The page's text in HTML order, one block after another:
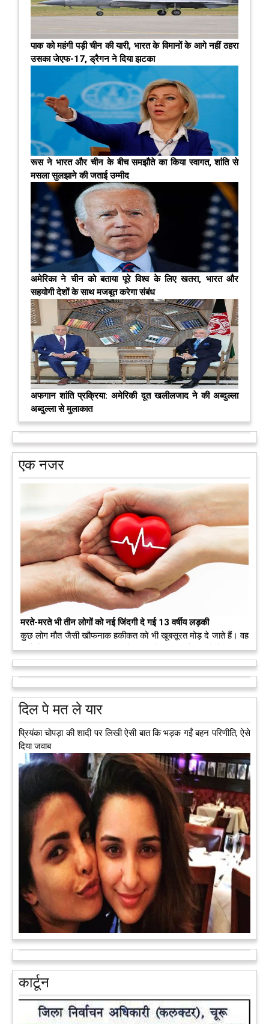
पाक को महंगी पड़ी चीन की यारी, भारत के विमानों के आगे नहीं ठहरा
उसका जेएफ-17, ड्रैगन ने दिया झटका
रूस ने भारत और चीन के बीच समझौते का किया स्वागत, शांति से
मसला सुलझाने की जताई उम्मीद
अमेरिका ने चीन को बताया पूरे विश्व के लिए खतरा, भारत और
सहयोगी देशों के साथ मजबूत करेगा संबंध
अफगान शांति प्रक्रिया: अमेरिकी दूत खलीलजाद ने की अब्दुल्ला
अब्दुल्ला से मुलाकात
एक नजर
मरते-मरते भी तीन लोगों को नई जिंदगी दे गई 13 वर्षीय लड़की
कुछ लोग मौत जैसी खौफनाक हकीकत को भी खूबसूरत मोड़ दे जाते हैं। वह
मरने के बाद भी इस धरती पर अपने आप को जीवित छोड़ ज़ाते हैं। दुनिया
को अलविदा कह चुकी 13 वर्षीय लड़की के अंगदान से 3 जरूरतमंद लोगों
को नई जिंदगी मिल गई।आगे पढ़ें
अब एक आइडिया बदलेगा हिमाचल के युवाओं की किस्मत, जानिए कैसे
हमीरपुर में अब एक आइडिया युवाओं की किस्मत बदलने जा रहा है। भारत
सरकार के स्टार्टअप मिशन के तहत सबंधित टीम मोबाइल वैन के जरिए पूरे
देश के कोने-कोने में घूमकर नए स्टार्ट अप स्थापित करने की चाह रखने
वाले युवाओं से संपर्क कर रही है।आगे पढ़ें
आरक्षण के विरोध में राजा भैया बोले, प्रमोशन का आधार गुणवत्ता और
वरिष्ठता हो, जाति नहीं
प्रतापगढ़ के कुंडा से बाहुबली विधायक रघुराज प्रताप सिंह उर्फ राजा भैया ने
शुक्रवार को लखनऊ में प्रेस कांफ्रेंस कर नई राजनीतिक पार्टी बनाने की
आधिकारिक घोषणा करते हुए पार्टी के मुद्दों के बारे में बताया.आगे पढ़ें
दिल पे मत ले यार
प्रियंका चोपड़ा की शादी पर लिखी ऐसी बात कि भड़क गईं बहन परिणीति, ऐसे
दिया जवाब
कार्टून